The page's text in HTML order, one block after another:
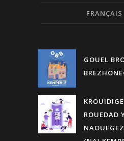
FRANÇAIS
GOUEL
ROUEDAD